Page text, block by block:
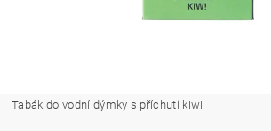
Tabák do vodní dýmky s příchutí kiwi